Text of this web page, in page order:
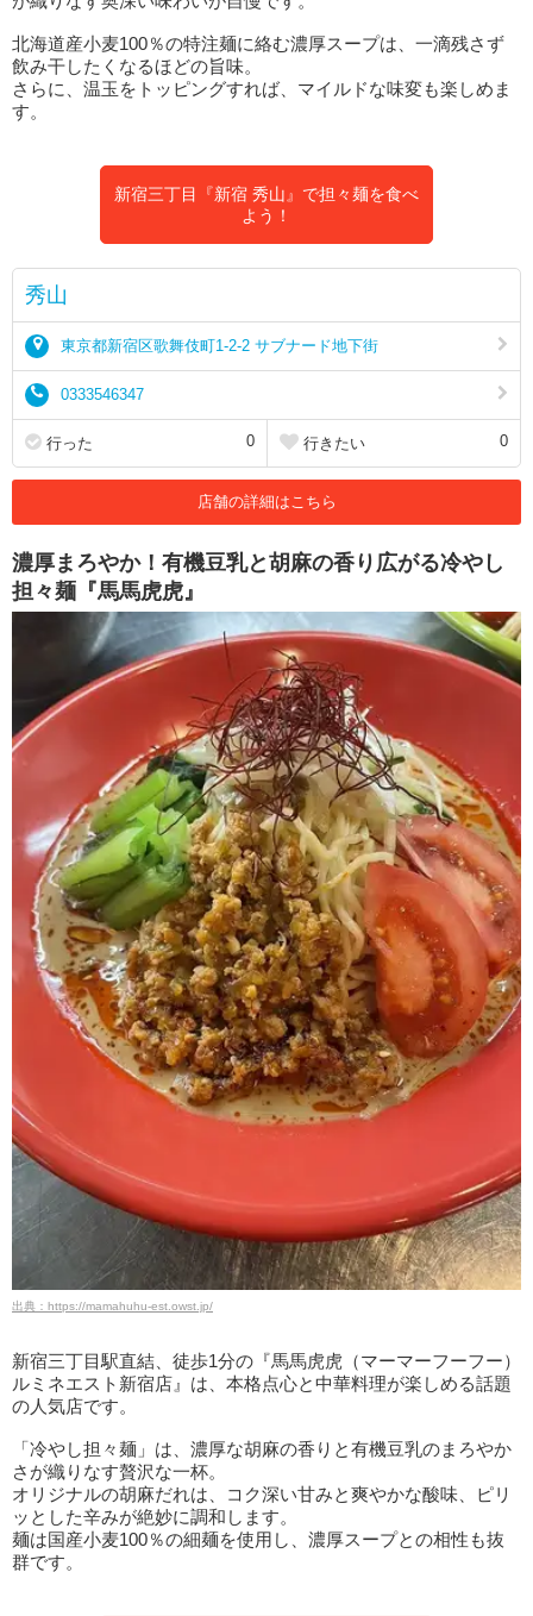
北海道産小麦100％の特注麺に絡む濃厚スープは、一滴残さず
飲み干したくなるほどの旨味。
さらに、温玉をトッピングすれば、マイルドな味変も楽しめま
す。
新宿三丁目『新宿 秀山』で担々麺を食べ
よう！
秀山
東京都新宿区歌舞伎町1-2-2 サブナード地下街
0333546347
行った 0 行きたい 0
店舗の詳細はこちら
濃厚まろやか！有機豆乳と胡麻の香り広がる冷やし
担々麺『馬馬虎虎』
出典：https://mamahuhu-est.owst.jp/
新宿三丁目駅直結、徒歩1分の『馬馬虎虎（マーマーフーフー）
ルミネエスト新宿店』は、本格点心と中華料理が楽しめる話題
の人気店です。
「冷やし担々麺」は、濃厚な胡麻の香りと有機豆乳のまろやか
さが織りなす贅沢な一杯。
オリジナルの胡麻だれは、コク深い甘みと爽やかな酸味、ピリ
ッとした辛みが絶妙に調和します。
麺は国産小麦100％の細麺を使用し、濃厚スープとの相性も抜
群です。